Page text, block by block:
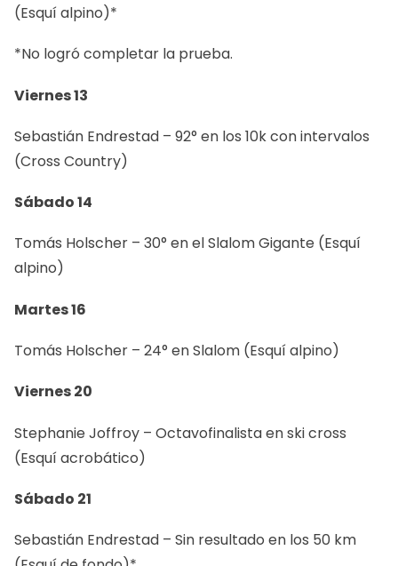
(Esquí alpino)*
*No logró completar la prueba.
Viernes 13
Sebastián Endrestad – 92° en los 10k con intervalos
(Cross Country)
Sábado 14
Tomás Holscher – 30° en el Slalom Gigante (Esquí
alpino)
Martes 16
Tomás Holscher – 24° en Slalom (Esquí alpino)
Viernes 20
Stephanie Joffroy – Octavofinalista en ski cross
(Esquí acrobático)
Sábado 21
Sebastián Endrestad – Sin resultado en los 50 km